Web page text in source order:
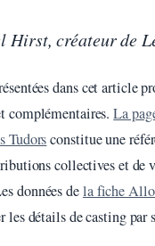
créateur de
dans cet article
complémentaires.La
Tudorsconstitue une
collectives et de
données dela fiche
les détails de casting par